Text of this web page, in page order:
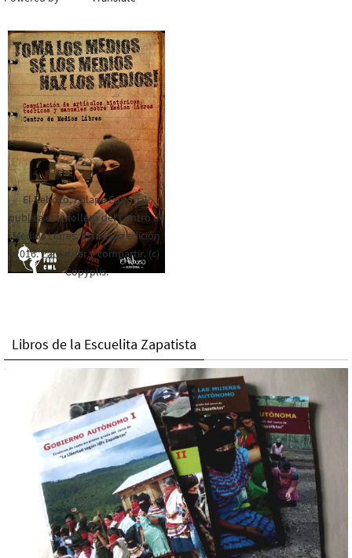
El Rebozo, Palapa Editorial,
publica este folleto del Centro de
Medios Libres. Esta es la edición
2016. Para rolar y compartir. (c)
Copyplis.
Libros de la Escuelita Zapatista